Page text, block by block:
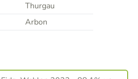
Thurgau
Arbon